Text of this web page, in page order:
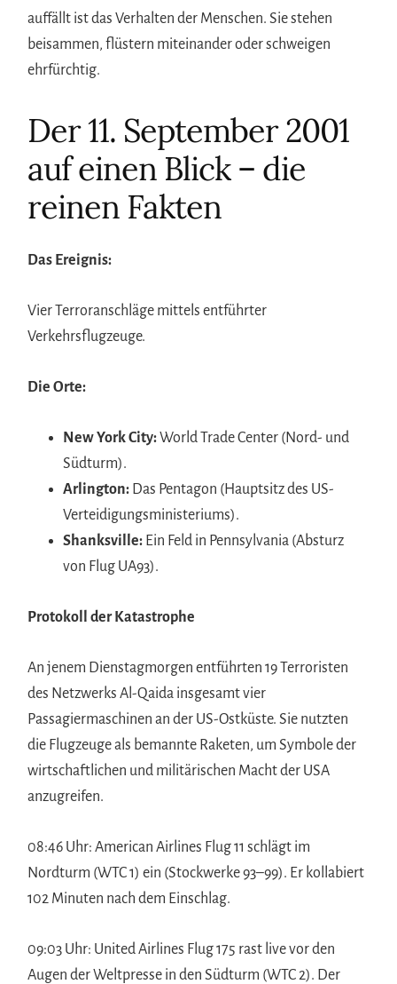
auffällt ist das Verhalten der Menschen. Sie stehen
beisammen, flüstern miteinander oder schweigen
ehrfürchtig.
Der 11. September 2001
auf einen Blick – die
reinen Fakten
Das Ereignis:
Vier Terroranschläge mittels entführter
Verkehrsflugzeuge.
Die Orte:
New York City:World Trade Center (Nord- und
Südturm).
Arlington: Das Pentagon (Hauptsitz des US-
Verteidigungsministeriums).
Shanksville: Ein Feld in Pennsylvania (Absturz
von Flug UA93).
Protokoll der Katastrophe
An jenem Dienstagmorgen entführten 19 Terroristen
des Netzwerks Al-Qaida insgesamt vier
Passagiermaschinen an der US-Ostküste. Sie nutzten
die Flugzeuge als bemannte Raketen, um Symbole der
wirtschaftlichen und militärischen Macht der USA
anzugreifen.
08:46 Uhr: American Airlines Flug 11 schlägt im
Nordturm (WTC 1) ein (Stockwerke 93–99). Er kollabiert
102 Minuten nach dem Einschlag.
09:03 Uhr: United Airlines Flug 175 rast live vor den
Augen der Weltpresse in den Südturm (WTC 2). Der